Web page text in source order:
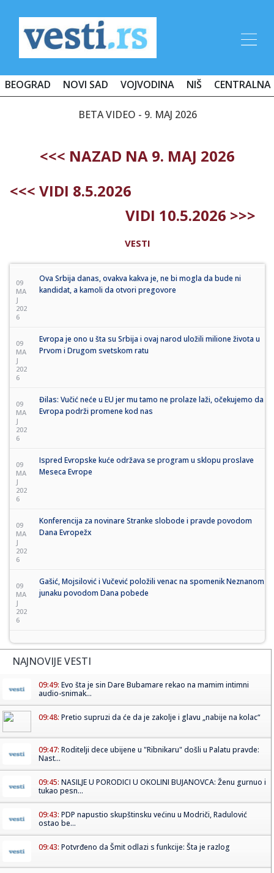
BEOGRAD NOVI SAD VOJVODINA NIŠ CENTRALNA
BETA VIDEO - 9. MAJ 2026
<<< NAZAD NA 9. MAJ 2026
<<< VIDI 8.5.2026
VIDI 10.5.2026 >>>
VESTI
09
MA
J
202
6
Ova Srbija danas, ovakva kakva je, ne bi mogla da bude ni
kandidat, a kamoli da otvori pregovore
09
MA
J
202
6
Evropa je ono u šta su Srbija i ovaj narod uložili milione života u
Prvom i Drugom svetskom ratu
09
MA
J
202
6
Đilas: Vučić neće u EU jer mu tamo ne prolaze laži, očekujemo da
Evropa podrži promene kod nas
09
MA
J
202
6
Ispred Evropske kuće održava se program u sklopu proslave
Meseca Evrope
09
MA
J
202
6
Konferencija za novinare Stranke slobode i pravde povodom
Dana Evropežx
09
MA
J
202
6
Gašić, Mojsilović i Vučević položili venac na spomenik Neznanom
junaku povodom Dana pobede
NAJNOVIJE VESTI
09:49: Evo šta je sin Dare Bubamare rekao na mamim intimni
audio-snimak...
09:48: Pretio supruzi da će da je zakolje i glavu „nabije na kolac“
09:47: Roditelji dece ubijene u "Ribnikaru" došli u Palatu pravde:
Nast...
09:45: NASILJE U PORODICI U OKOLINI BUJANOVCA: Ženu gurnuo i
tukao pesn...
09:43: PDP napustio skupštinsku većinu u Modriči, Radulović
ostao be...
09:43: Potvrđeno da Šmit odlazi s funkcije: Šta je razlog